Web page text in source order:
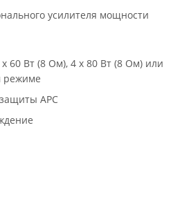
усилителя мощности
60 Вт (8 Ом), 4 х 80 Вт (8 Ом) или
режиме
APC